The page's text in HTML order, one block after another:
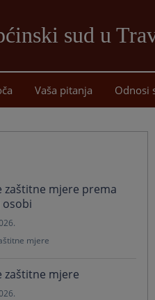
sud u
Vaša pitanja Odnosi
zaštitne mjere prema
mjere
zaštitne mjere